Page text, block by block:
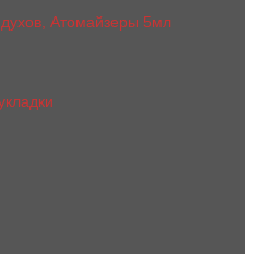
Атомайзеры 5мл